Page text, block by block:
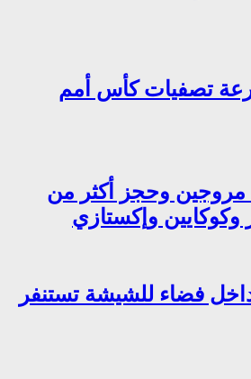
لقرعة تصفيات كأس أمم
مروجين وحجز أكثر من
فضاء للشيشة تستنفر